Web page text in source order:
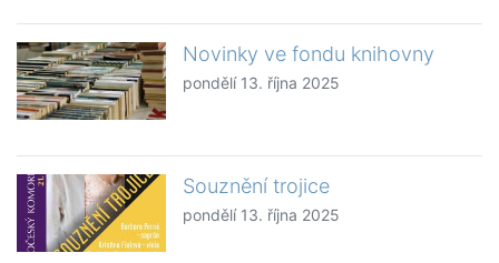
Novinky ve fondu knihovny
pondělí 13. října 2025
Souznění trojice
pondělí 13. října 2025